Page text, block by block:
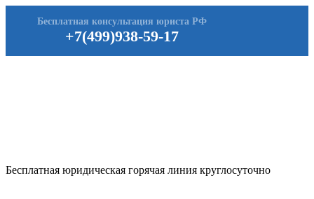
+7(499)938-59-17
Бесплатная консультация юриста РФ
Бесплатная юридическая горячая линия круглосуточно